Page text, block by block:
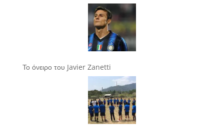
Το όνειρο του Javier Zanetti